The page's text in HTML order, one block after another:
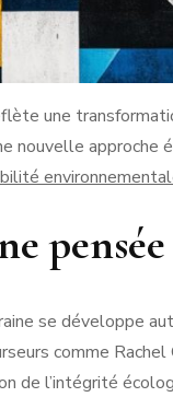
une
nouvelle
se développe
comme
de l’intégrité